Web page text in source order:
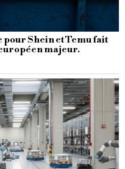
Shein et Temu fait
majeur.